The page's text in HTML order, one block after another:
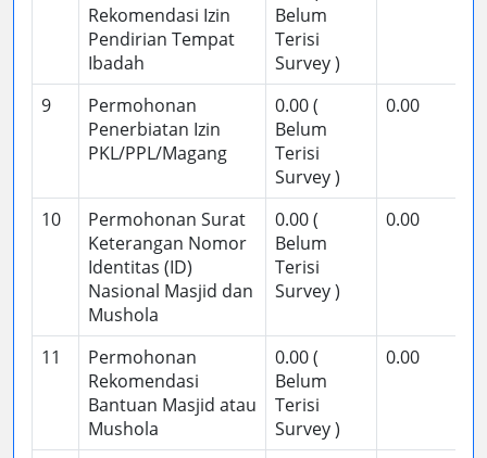
Rekomendasi Izin
Pendirian Tempat
Ibadah
Belum
Terisi
Survey )
9
Permohonan
Penerbiatan Izin
PKL/PPL/Magang
0.00 (
Belum
Terisi
Survey )
0.00
10
Permohonan Surat
Keterangan Nomor
Identitas (ID)
Nasional Masjid dan
Mushola
0.00 (
Belum
Terisi
Survey )
0.00
11
Permohonan
Rekomendasi
Bantuan Masjid atau
Mushola
0.00 (
Belum
Terisi
Survey )
0.00